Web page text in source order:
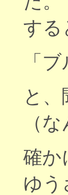
する
「
と
（
確か
ゆう